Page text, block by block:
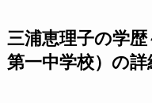
三浦恵理子の学
第一中学校）の詳